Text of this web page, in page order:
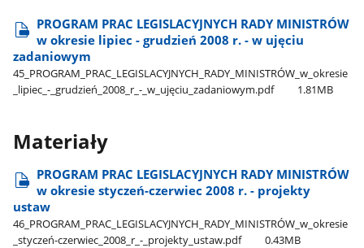
PROGRAM PRAC LEGISLACYJNYCH RADY MINISTRÓW
w okresie lipiec - grudzień 2008 r. - w ujęciu
zadaniowym
45​_PROGRAM​_PRAC​_LEGISLACYJNYCH​_RADY​_MINISTRÓW​_w​_okresie​
_lipiec​_-​_grudzień​_2008​_r​_-​_w​_ujęciu​_zadaniowym.pdf
1.81MB
Materiały
PROGRAM PRAC LEGISLACYJNYCH RADY MINISTRÓW
w okresie styczeń-czerwiec 2008 r. - projekty
ustaw
46​_PROGRAM​_PRAC​_LEGISLACYJNYCH​_RADY​_MINISTRÓW​_w​_okresie​
_styczeń-czerwiec​_2008​_r​_-​_projekty​_ustaw.pdf
0.43MB